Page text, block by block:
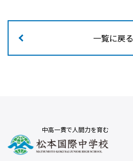
一覧に戻る
中高一貫で人間力を育む